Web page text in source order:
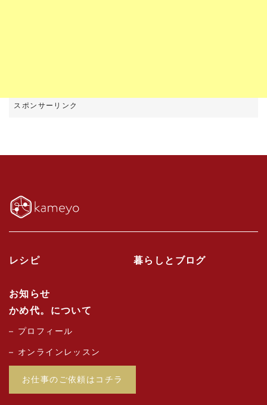
レシピ 暮らしとブログ
お知らせ
かめ代。について
プロフィール
オンラインレッスン
お仕事のご依頼はコチラ